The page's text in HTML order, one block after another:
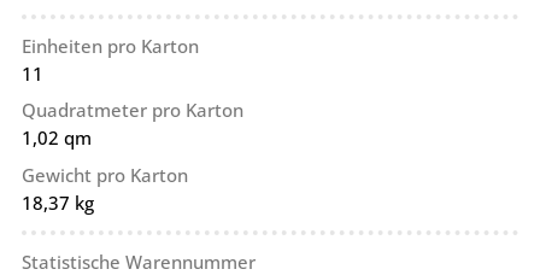
Einheiten pro Karton
11
Quadratmeter pro Karton
1,02 qm
Gewicht pro Karton
18,37 kg
Statistische Warennummer